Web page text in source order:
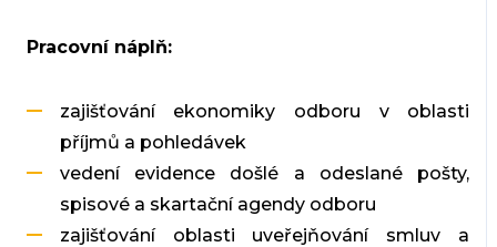
Pracovní náplň:
zajišťování ekonomiky odboru v oblasti
příjmů a pohledávek
vedení evidence došlé a odeslané pošty,
spisové a skartační agendy odboru
zajišťování oblasti uveřejňování smluv a